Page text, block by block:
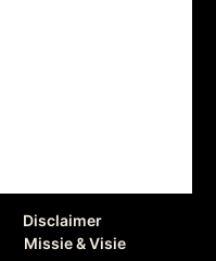
Disclaimer
Missie & Visie